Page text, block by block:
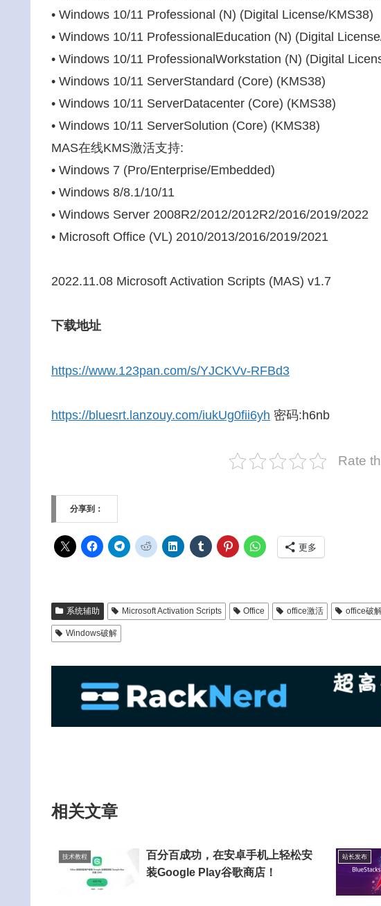
• Windows 10/11 Professional (N) (Digital License/KMS38)
• Windows 10/11 ProfessionalEducation (N) (Digital
• Windows 10/11 ProfessionalWorkstation (N) (Digital
• Windows 10/11 ServerStandard (Core) (KMS38)
• Windows 10/11 ServerDatacenter (Core) (KMS38)
• Windows 10/11 ServerSolution (Core) (KMS38)
MAS在线KMS激活支持:
• Windows 7 (Pro/Enterprise/Embedded)
• Windows 8/8.1/10/11
• Windows Server 2008R2/2012/2012R2/2016/2019/2022
• Microsoft Office (VL) 2010/2013/2016/2019/2021
2022.11.08 Microsoft Activation Scripts (MAS) v1.7
下载地址
https://www.123pan.com/s/YJCKVv-RFBd3
https://bluesrt.lanzouy.com/iukUg0fii6yh 密码:h6nb
Rate
分享到：
更多
系统辅助 Microsoft Activation Scripts Office office激活 office破
Windows破解
相关文章
技术教程
百分百成功，在安卓手机上轻松安
装Google Play谷歌商店！
站长发布